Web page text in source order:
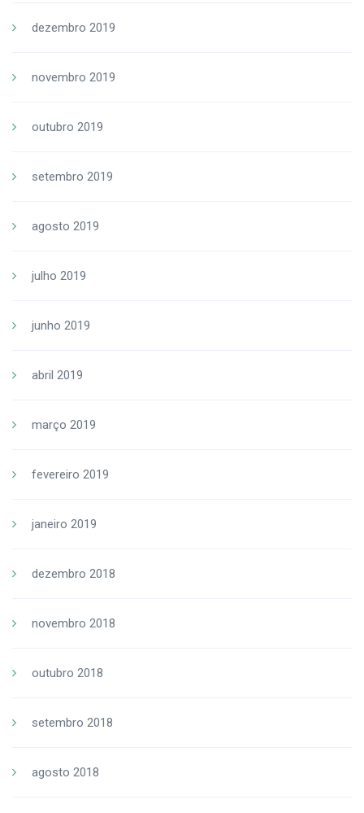
dezembro 2019
novembro 2019
outubro 2019
setembro 2019
agosto 2019
julho 2019
junho 2019
abril 2019
março 2019
fevereiro 2019
janeiro 2019
dezembro 2018
novembro 2018
outubro 2018
setembro 2018
agosto 2018